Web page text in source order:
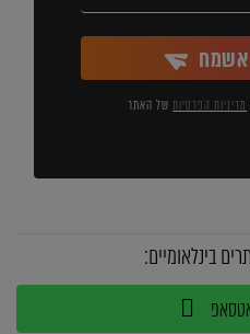
אשמח
מדיניות הפרטיותשל האתר
בינלאומיים: